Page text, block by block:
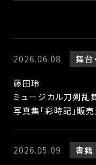
2026.06.08 舞台
藤田玲
ミュージカル刀剣
写真集「彩時記」販売
2026.05.09
書籍